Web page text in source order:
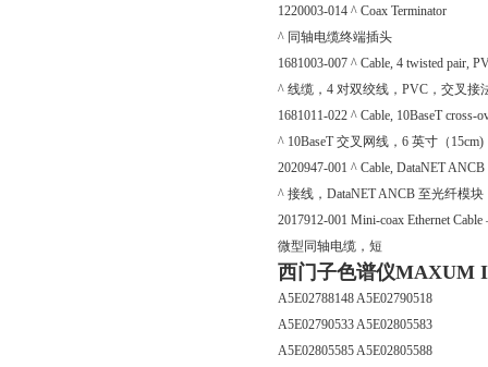
1220003-014 ^ Coax Terminator
^ 同轴电缆终端插头
1681003-007 ^ Cable, 4 twisted pair,
^ 线缆，4 对双绞线，PVC，交叉接
1681011-022 ^ Cable, 10BaseT cross-
^ 10BaseT 交叉网线，6 英寸（15cm)
2020947-001 ^ Cable, DataNET ANCB
^ 接线，DataNET ANCB 至光纤模块
2017912-001 Mini-coax Ethernet Cable
微型同轴电缆，短
西门子色谱仪MAXUM
A5E02788148 A5E02790518
A5E02790533 A5E02805583
A5E02805585 A5E02805588